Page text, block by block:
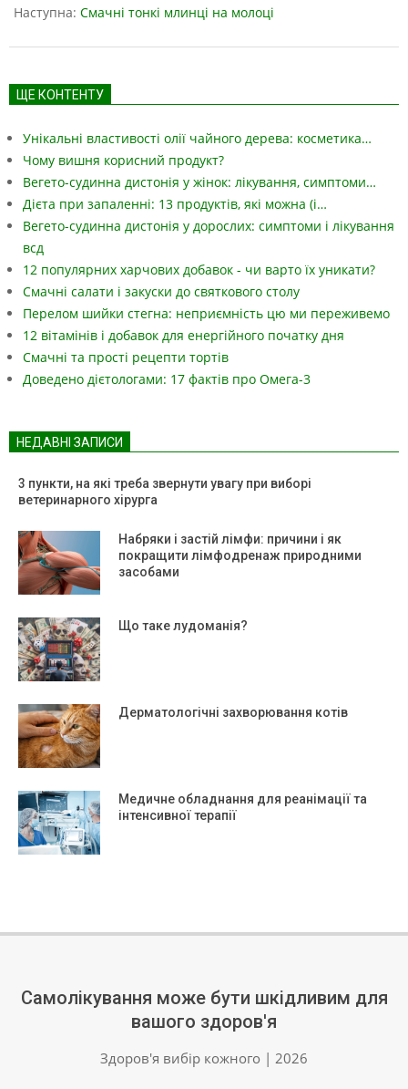
22
Наступна: Смачні тонкі млинці на молоці
ЩЕ КОНТЕНТУ
Унікальні властивості олії чайного дерева: косметика…
Чому вишня корисний продукт?
Вегето-судинна дистонія у жінок: лікування, симптоми…
Дієта при запаленні: 13 продуктів, які можна (і…
Вегето-судинна дистонія у дорослих: симптоми і лікування
всд
12 популярних харчових добавок - чи варто їх уникати?
Смачні салати і закуски до святкового столу
Перелом шийки стегна: неприємність цю ми переживемо
12 вітамінів і добавок для енергійного початку дня
Смачні та прості рецепти тортів
Доведено дієтологами: 17 фактів про Омега-3
НЕДАВНІ ЗАПИСИ
3 пункти, на які треба звернути увагу при виборі
ветеринарного хірурга
Набряки і застій лімфи: причини і як
покращити лімфодренаж природними
засобами
Що таке лудоманія?
Дерматологічні захворювання котів
Медичне обладнання для реанімації та
інтенсивної терапії
Самолікування може бути шкідливим для
вашого здоров'я
Здоров'я вибір кожного | 2026